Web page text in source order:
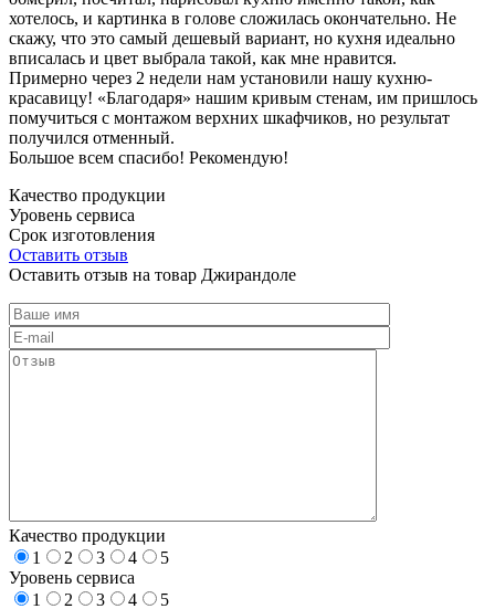
хотелось, и картинка в голове сложилась окончательно. Не
скажу, что это самый дешевый вариант, но кухня идеально
вписалась и цвет выбрала такой, как мне нравится.
Примерно через 2 недели нам установили нашу кухню-
красавицу! «Благодаря» нашим кривым стенам, им пришлось
помучиться с монтажом верхних шкафчиков, но результат
получился отменный.
Большое всем спасибо! Рекомендую!
Качество продукции
Уровень сервиса
Срок изготовления
Оставить отзыв
Оставить отзыв на товар Джирандоле
Качество продукции
1
2 3 4
5
Уровень сервиса
1
2 3 4
5